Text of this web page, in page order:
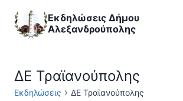
content
Εκδηλώσεις Δήμου
Αλεξανδρούπολης
ΔΕ Τραϊανούπολης
Εκδηλώσεις ΔΕ Τραϊανούπολης